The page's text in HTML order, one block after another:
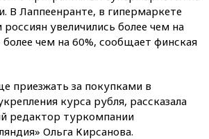
В Лаппеенранте, в гипермаркете
увеличились более чем на
чем на 60%, сообщает финская
приезжать за покупками в
курса рубля, рассказала
редактор туркомпании
Ольга Кирсанова.